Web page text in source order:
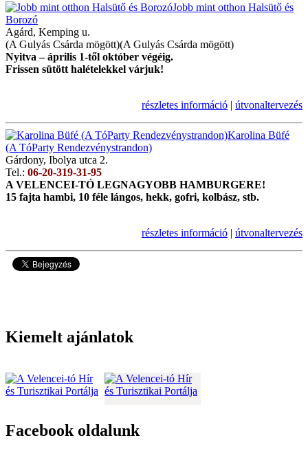
Jobb mint otthon Halsütő és
Borozó
Agárd, Kemping u.
(A Gulyás Csárda mögött)(A Gulyás Csárda mögött)
Nyitva – április 1-től október végéig.
Frissen sütött halételekkel várjuk!
részletes információ | útvonaltervezés
Karolina Büfé
(A TóParty Rendezvénystrandon)
Gárdony, Ibolya utca 2.
Tel.: 06-20-319-31-95
A VELENCEI-TÓ LEGNAGYOBB HAMBURGERE!
15 fajta hambi, 10 féle lángos, hekk, gofri, kolbász, stb.
részletes információ | útvonaltervezés
Kiemelt ajánlatok
Facebook oldalunk